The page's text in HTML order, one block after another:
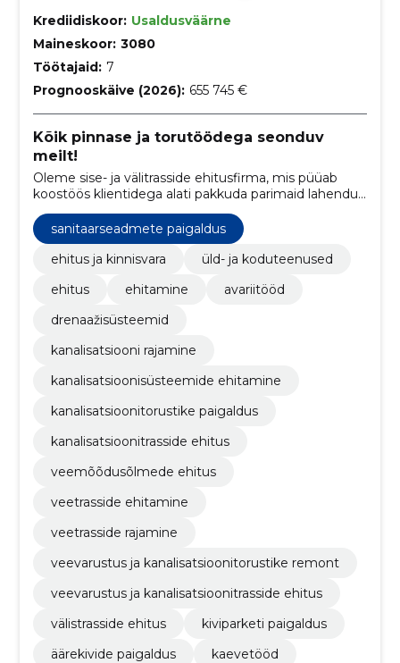
Krediidiskoor: Usaldusväärne
Maineskoor: 3080
Töötajaid: 7
Prognooskäive (2026): 655 745 €
Kõik pinnase ja torutöödega seonduv
meilt!
Oleme sise- ja välitrasside ehitusfirma, mis püüab
koostöös klientidega alati pakkuda parimaid lahendusi
ja teostust, kasutades keskkonnasäästlikke
meetodeid ning kaasaegseid, vastupidavaid ja
sertifitseeritud materjale.
sanitaarseadmete paigaldus
ehitus ja kinnisvara
üld- ja koduteenused
ehitus
ehitamine
avariitööd
drenaažisüsteemid
kanalisatsiooni rajamine
kanalisatsioonisüsteemide ehitamine
kanalisatsioonitorustike paigaldus
kanalisatsioonitrasside ehitus
veemõõdusõlmede ehitus
veetrasside ehitamine
veetrasside rajamine
veevarustus ja kanalisatsioonitorustike remont
veevarustus ja kanalisatsioonitrasside ehitus
välistrasside ehitus
kiviparketi paigaldus
äärekivide paigaldus
kaevetööd